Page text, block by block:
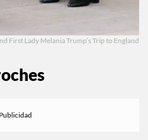
First Lady Melania Trump’s Trip to England